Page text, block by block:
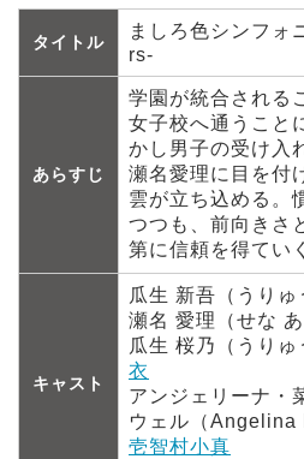
タイトル
ましろ色シンフ
rs-
あらすじ
学園が統合される
女子校へ通うこと
かし男子の受け入
瀬名愛理に目を付
雲が立ち込める。
つつも、前向きさ
第に信頼を得てい
キャスト
瓜生 新吾（うりゅ
瀬名 愛理（せな あ
瓜生 桜乃（うりゅ
衣
アンジェリーナ・
ウェル（Angelina
壱智村小真